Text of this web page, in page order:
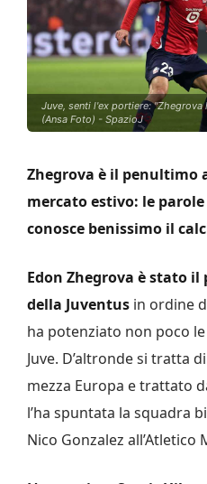
Juve, senti l'ex portiere:
(Ansa Foto) - SpazioJ
Zhegrova è il penultimo
mercato estivo: le parole
conosce benissimo il
Edon Zhegrova è stato
della Juventus in ordine
ha potenziato non poco
Juve. D’altronde si tratta
mezza Europa e trattato
l’ha spuntata la squadra
Nico Gonzalez all’Atletico